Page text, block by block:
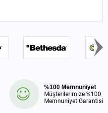
%100 Memnuniyet
Müşterilerimize %100
Memnuniyet Garantisi